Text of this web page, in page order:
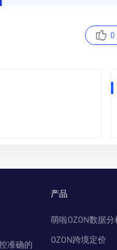
0
准确的
产品
萌啦OZON数据分
OZON跨境定价